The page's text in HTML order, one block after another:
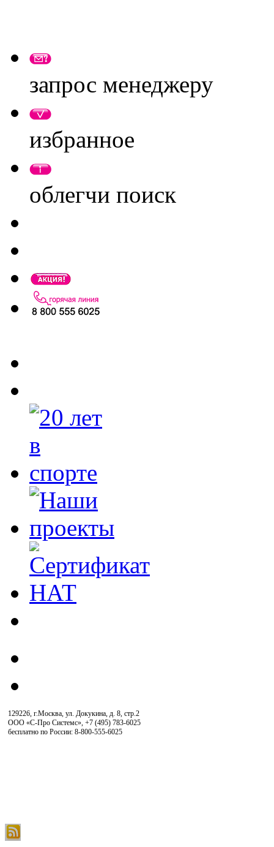
запрос менеджеру
избранное
облегчи поиск
129226, г.Москва, ул. Докукина, д. 8, стр.2
ООО «С-Про Системс», +7 (495) 783-6025
бесплатно по России: 8-800-555-6025